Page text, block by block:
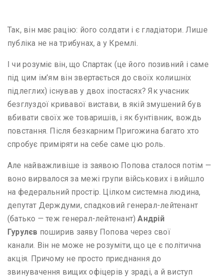
Так, він має рацію: його солдати і є гладіатори. Лише
публіка не на трибунах, а у Кремлі.
І чи розуміє він, що Спартак (це його позивний і саме
під цим ім’ям він звертається до своїх колишніх
підлеглих) існував у двох іпостасях? Як учасник
безглуздої кривавої вистави, в якій змушений був
вбивати своїх же товаришів, і як бунтівник, вождь
повстання. Після безкарним Пригожина багато хто
спробує приміряти на себе саме цю роль.
Але найважливіше із заявою Попова сталося потім —
воно вирвалося за межі групи військових і вийшло
на федеральний простір. Цілком системна людина,
депутат Держдуми, спадковий генерал-лейтенант
(батько — теж генерал-лейтенант)Андрій
Гурулєв поширив заяву Попова через свої
канали. Він не може не розуміти, що це є політична
акція. Причому не просто приєднання до
звинувачення вищих офіцерів у зраді, а й виступ